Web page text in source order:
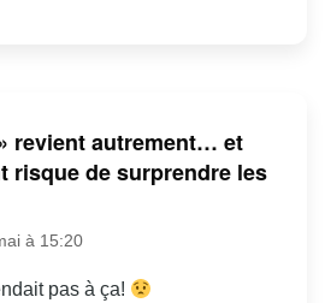
revient autrement… et
risque de surprendre les
à 15:20
pas à ça!